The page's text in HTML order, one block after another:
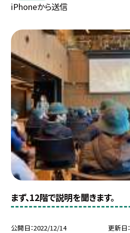
iPhoneから送信
まず、12階で説明を聞きます。
公開日 2022/12/14 更新日